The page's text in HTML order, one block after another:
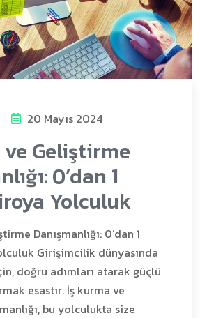
20 Mayıs 2024
Geliştirme
0’dan 1
Yolculuk
Danışmanlığı: 0’dan 1
Girişimcilik dünyasında
doğru adımları atarak güçlü
esastır. İş kurma ve
bu yolculukta size